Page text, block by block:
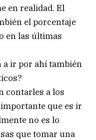
en realidad. El
el porcentaje
en las últimas
a ir por ahí también
contarles a los
que es ir
no es lo
que tomar una